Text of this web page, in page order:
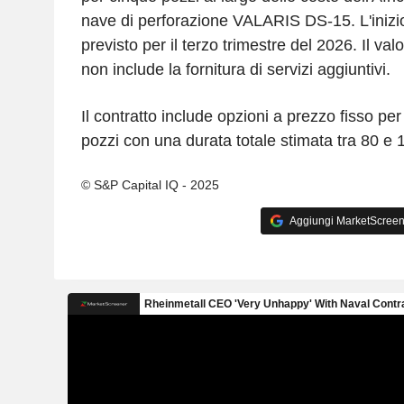
nave di perforazione VALARIS DS-15.
previsto per il terzo trimestre del 2026. Il
non include la fornitura di servizi aggiuntivi.
Il contratto include opzioni a prezzo fisso
pozzi con una durata totale stimata tra 80 e
© S&P Capital IQ - 2025
Aggiungi